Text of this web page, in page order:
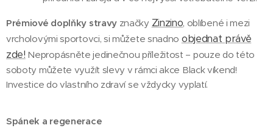
Prémiové doplňky stravy značky Zinzino, oblíbené i mezi
vrcholovými sportovci, si můžete snadno objednat právě
zde! Nepropásněte jedinečnou příležitost – pouze do této
soboty můžete využít slevy v rámci akce Black víkend!
Investice do vlastního zdraví se vždycky vyplatí.
Spánek a regenerace